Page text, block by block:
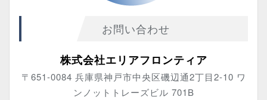
お問い合わせ
株式会社エリアフロンティア
〒651-0084 兵庫県神戸市中央区磯辺通2丁目2-10 ワ
ンノットトレーズビル 701B